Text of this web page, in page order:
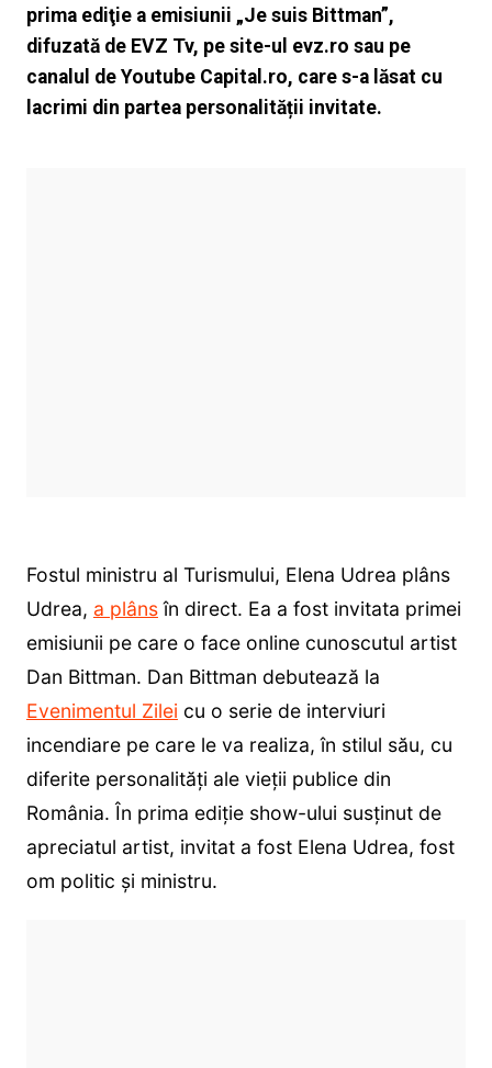
prima ediţie a emisiunii „Je suis Bittman”,
difuzată de EVZ Tv, pe site-ul evz.ro sau pe
canalul de Youtube Capital.ro, care s-a lăsat cu
lacrimi din partea personalității invitate.
Fostul ministru al Turismului, Elena Udrea plâns
Udrea, a plânsîn direct. Ea a fost invitata primei
emisiunii pe care o face online cunoscutul artist
Dan Bittman. Dan Bittman debutează la
Evenimentul Zilei cu o serie de interviuri
incendiare pe care le va realiza, în stilul său, cu
diferite personalități ale vieții publice din
România. În prima ediție show-ului susținut de
apreciatul artist, invitat a fost Elena Udrea, fost
om politic și ministru.